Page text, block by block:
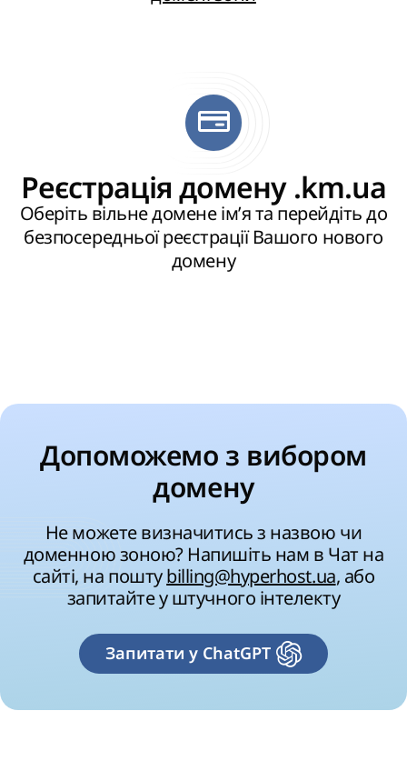
Реєстрація домену .km.ua
Оберіть вільне домене ім’я та перейдіть до
безпосередньої реєстрації Вашого нового
домену
Допоможемо з вибором
домену
Не можете визначитись з назвою чи
доменною зоною? Напишіть нам в Чат на
сайті, на поштуbilling@hyperhost.ua, або
запитайте у штучного інтелекту
Запитати у ChatGPT